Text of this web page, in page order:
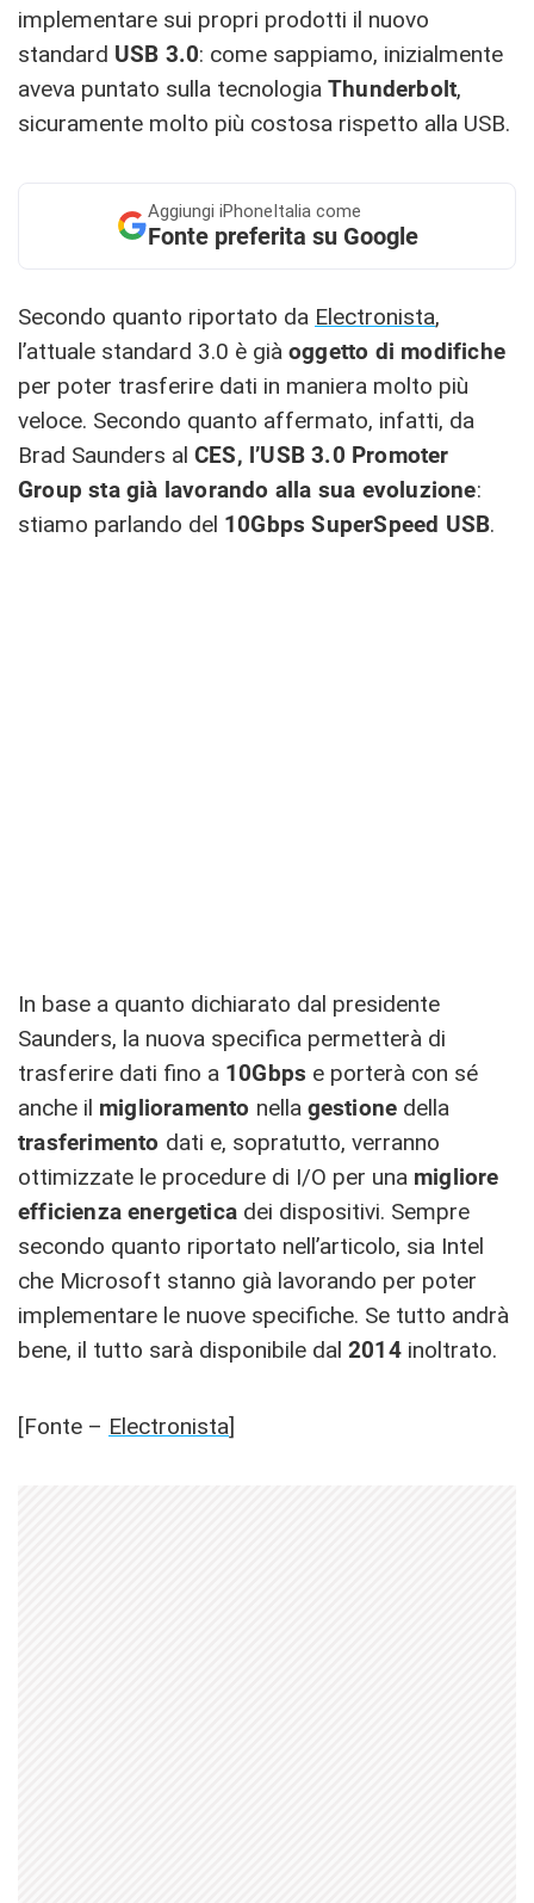
implementare sui propri prodotti il nuovo
standard USB 3.0: come sappiamo, inizialmente
aveva puntato sulla tecnologia Thunderbolt,
sicuramente molto più costosa rispetto alla USB.
Aggiungi iPhoneItalia come
Fonte preferita su Google
Secondo quanto riportato da Electronista,
l’attuale standard 3.0 è già oggetto di modifiche
per poter trasferire dati in maniera molto più
veloce. Secondo quanto affermato, infatti, da
Brad Saunders al CES, l’USB 3.0 Promoter
Group sta già lavorando alla sua evoluzione:
stiamo parlando del 10Gbps SuperSpeed USB.
In base a quanto dichiarato dal presidente
Saunders, la nuova specifica permetterà di
trasferire dati fino a 10Gbps e porterà con sé
anche il miglioramento nella gestione della
trasferimento dati e, sopratutto, verranno
ottimizzate le procedure di I/O per una migliore
efficienza energetica dei dispositivi. Sempre
secondo quanto riportato nell’articolo, sia Intel
che Microsoft stanno già lavorando per poter
implementare le nuove specifiche. Se tutto andrà
bene, il tutto sarà disponibile dal 2014inoltrato.
[Fonte – Electronista]